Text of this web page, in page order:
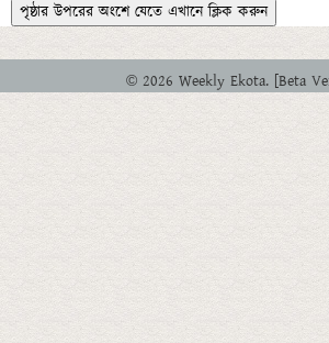
পৃষ্ঠার উপরের অংশে যেতে এখানে ক্লিক করুন
© 2026 Weekly Ekota. [Beta